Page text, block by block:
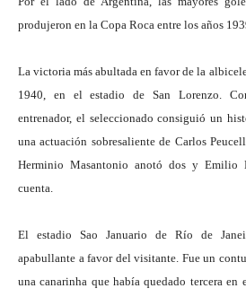
produjeron en la Copa Roca entre los años
La victoria más abultada en favor de la
1940, en el estadio de San Lorenzo.
entrenador, el seleccionado consiguió un
una actuación sobresaliente de Carlos
Herminio Masantonio anotó dos y Emilio
cuenta.
El estadio Sao Januario de Río de
apabullante a favor del visitante. Fue un
una canarinha que había quedado tercera